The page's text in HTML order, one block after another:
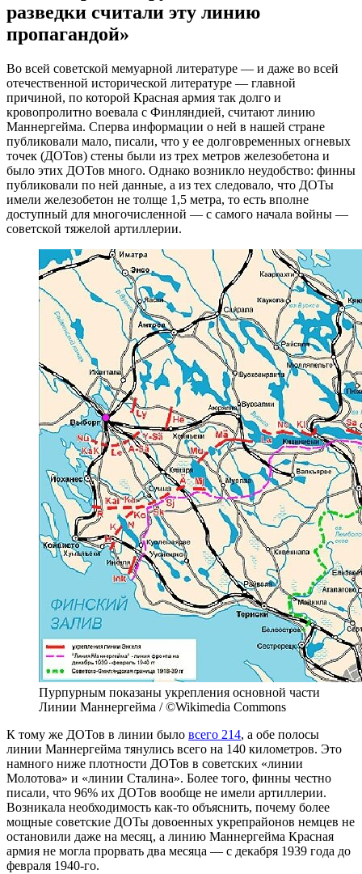
разведки считали эту линию
пропагандой»
Во всей советской мемуарной литературе — и даже во всей
отечественной исторической литературе — главной
причиной, по которой Красная армия так долго и
кровопролитно воевала с Финляндией, считают линию
Маннергейма. Сперва информации о ней в нашей стране
публиковали мало, писали, что у ее долговременных огневых
точек (ДОТов) стены были из трех метров железобетона и
было этих ДОТов много. Однако возникло неудобство: финны
публиковали по ней данные, а из тех следовало, что ДОТы
имели железобетон не толще 1,5 метра, то есть вполне
доступный для многочисленной — с самого начала войны —
советской тяжелой артиллерии.
Пурпурным показаны укрепления основной части
Линии Маннергейма / ©Wikimedia Commons
К тому же ДОТов в линии было всего 214, а обе полосы
линии Маннергейма тянулись всего на 140 километров. Это
намного ниже плотности ДОТов в советских «линии
Молотова» и «линии Сталина». Более того, финны честно
писали, что 96% их ДОТов вообще не имели артиллерии.
Возникала необходимость как-то объяснить, почему более
мощные советские ДОТы довоенных укрепрайонов немцев не
остановили даже на месяц, а линию Маннергейма Красная
армия не могла прорвать два месяца — с декабря 1939 года до
февраля 1940-го.